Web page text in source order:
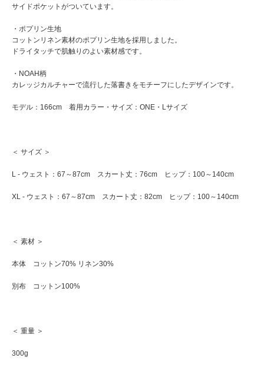
サイドポケットがついています。
・ポプリン生地
コットンリネン素材のポプリン生地を採用しました。
ドライタッチで肌触りのよい素材感です。
・NOAH柄
カレッジカルチャーで流行した落書きをモチーフにしたデザインです。
モデル：166cm 着用カラー・サイズ：ONE・Lサイズ
＜ サイズ ＞
L - ウェスト：67～87cm スカート丈：76cm ヒップ：100～140cm
XL - ウェスト：67～87cm スカート丈：82cm ヒップ：100～140cm
＜ 素材 ＞
本体 コットン70% リネン30%
別布 コットン100%
＜ 重量 ＞
300g